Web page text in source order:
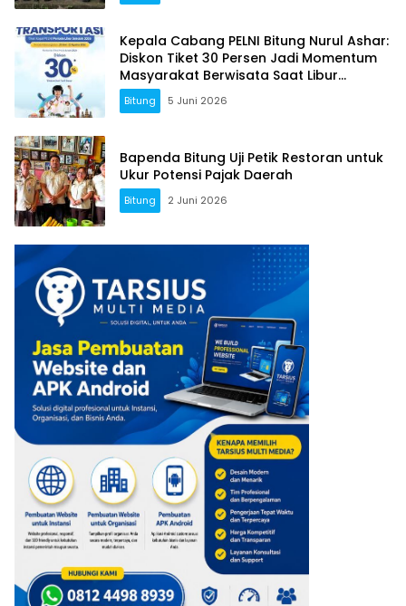
Kepala Cabang PELNI Bitung Nurul Ashar:
Diskon Tiket 30 Persen Jadi Momentum
Masyarakat Berwisata Saat Libur
Sekolah
Bitung 5 Juni 2026
Bapenda Bitung Uji Petik Restoran untuk
Ukur Potensi Pajak Daerah
Bitung 2 Juni 2026